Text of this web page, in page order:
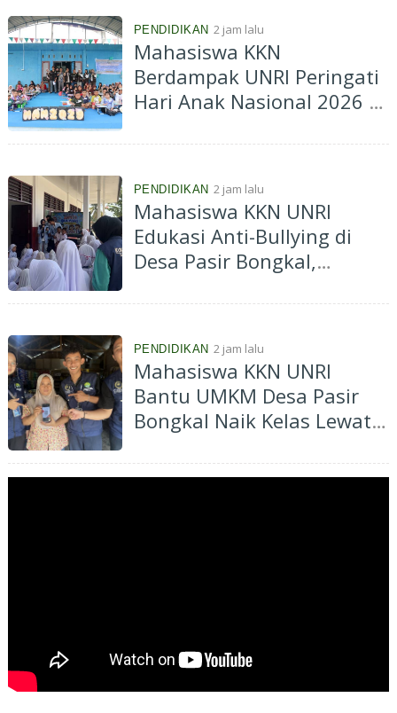
PENDIDIKAN 2 jam lalu
Mahasiswa KKN
Berdampak UNRI Peringati
Hari Anak Nasional 2026 di
Perlindungan Anak hingga
PENDIDIKAN 2 jam lalu
Mahasiswa KKN UNRI
Edukasi Anti-Bullying di
Desa Pasir Bongkal,
dan Saling Menghargai
PENDIDIKAN 2 jam lalu
Mahasiswa KKN UNRI
Bantu UMKM Desa Pasir
Bongkal Naik Kelas Lewat